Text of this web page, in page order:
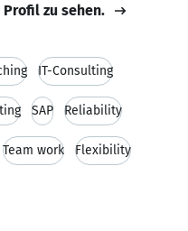
Profil zu sehen.
IT-Consulting
SAP Reliability
Team work Flexibility